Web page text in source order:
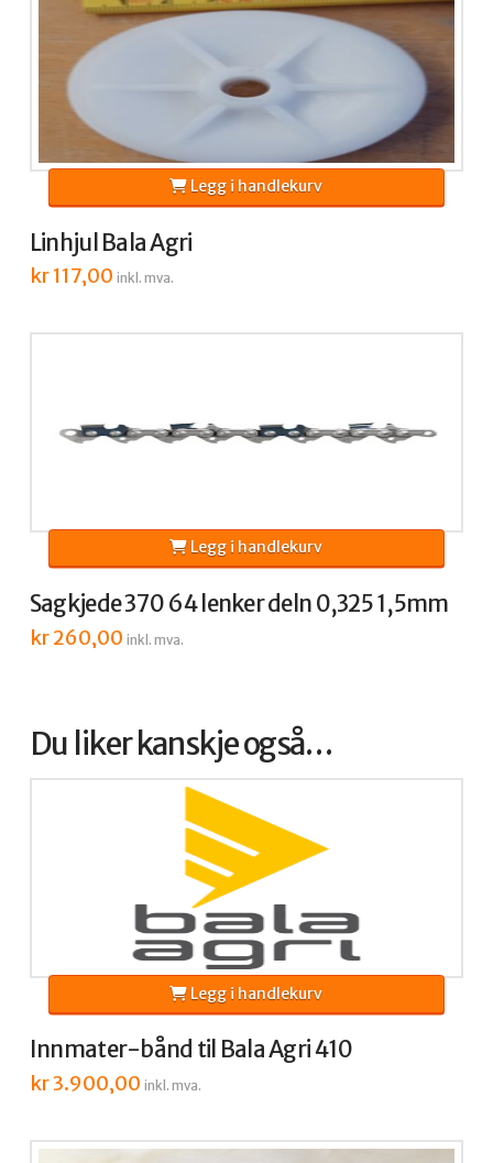
Linhjul Bala Agri
kr117,00 inkl. mva.
Legg i handlekurv
Sagkjede 370 64 lenker deln 0,325 1,5mm
kr260,00 inkl. mva.
Legg i handlekurv
Du liker kanskje også…
Innmater-bånd til Bala Agri 410
kr3.900,00 inkl. mva.
Legg i handlekurv